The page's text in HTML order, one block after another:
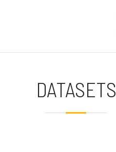
DATASETS